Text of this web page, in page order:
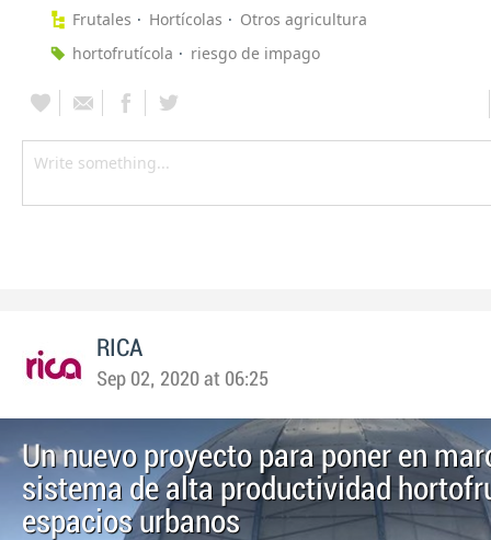
Frutales Hortícolas
Otros agricultura
hortofrutícola
riesgo de impago
RICA
Sep 02, 2020 at 06:25
Un nuevo proyecto para poner en
sistema de alta productividad
espacios urbanos